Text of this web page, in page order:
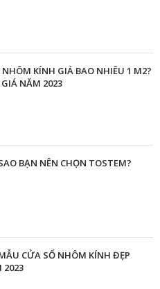
NHÔM KÍNH GIÁ BAO NHIÊU 1 M2?
GIÁ NĂM 2023
BẠN NÊN CHỌN TOSTEM?
CỬA SỔ NHÔM KÍNH ĐẸP
2023